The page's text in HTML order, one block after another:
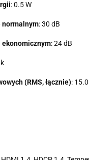
: 0.5 W
normalnym: 30 dB
ekonomicznym: 24 dB
(RMS, łącznie):